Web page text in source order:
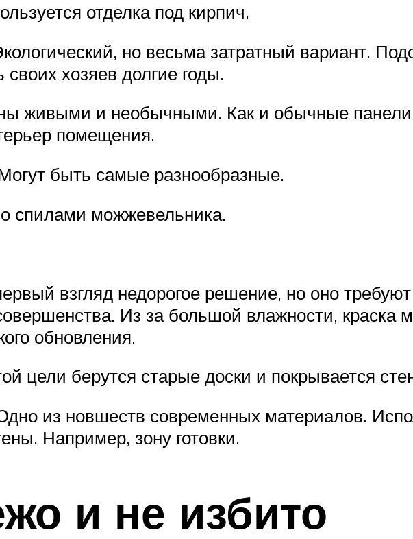
отделка под кирпич.
но весьма затратный вариант.
своих хозяев долгие годы.
живыми и необычными. Как и обычные
помещения.
быть самые разнообразные.
спилами можжевельника.
взгляд недорогое решение, но оно
Из за большой влажности, краска
обновления.
цели берутся старые доски и покрывается
из новшеств современных материалов.
Например, зону готовки.
и не избито